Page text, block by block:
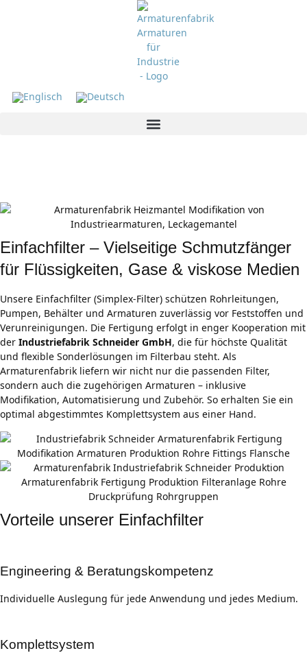
Einfachfilter – Vielseitige Schmutzfänger
für Flüssigkeiten, Gase & viskose Medien
Unsere Einfachfilter (Simplex-Filter) schützen Rohrleitungen,
Pumpen, Behälter und Armaturen zuverlässig vor Feststoffen und
Verunreinigungen. Die Fertigung erfolgt in enger Kooperation mit
der Industriefabrik Schneider GmbH, die für höchste Qualität
und flexible Sonderlösungen im Filterbau steht. Als
Armaturenfabrik liefern wir nicht nur die passenden Filter,
sondern auch die zugehörigen Armaturen – inklusive
Modifikation, Automatisierung und Zubehör. So erhalten Sie ein
optimal abgestimmtes Komplettsystem aus einer Hand.
Vorteile unserer Einfachfilter
Engineering & Beratungskompetenz
Individuelle Auslegung für jede Anwendung und jedes Medium.
Komplettsystem